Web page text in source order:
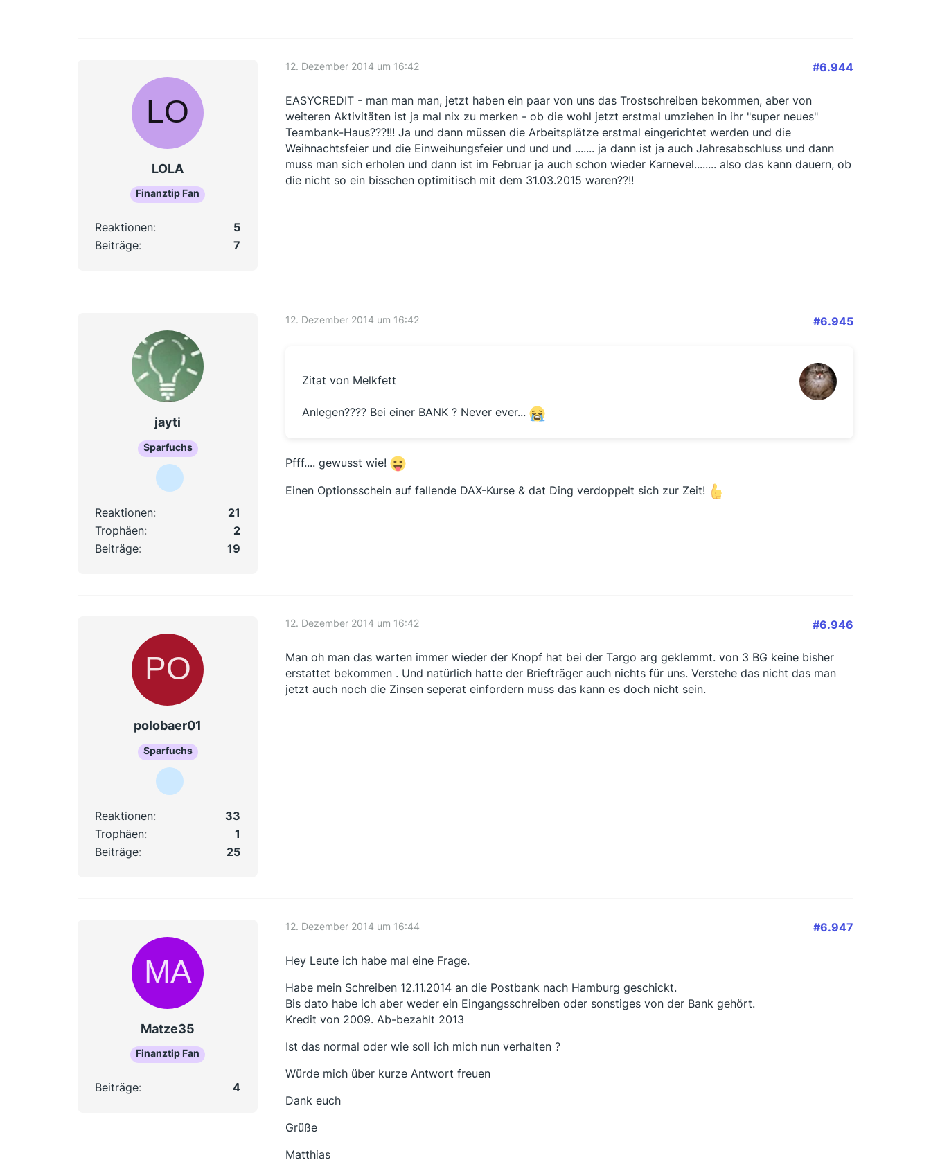
LOLA
Finanztip Fan
Reaktionen
5
Beiträge
7
12. Dezember 2014 um 16:42 #6.944
EASYCREDIT - man man man, jetzt haben ein paar von uns das Trostschreiben bekommen, aber von
weiteren Aktivitäten ist ja mal nix zu merken - ob die wohl jetzt erstmal umziehen in ihr "super neues"
Teambank-Haus???!!! Ja und dann müssen die Arbeitsplätze erstmal eingerichtet werden und die
Weihnachtsfeier und die Einweihungsfeier und und und ....... ja dann ist ja auch Jahresabschluss und dann
muss man sich erholen und dann ist im Februar ja auch schon wieder Karnevel........ also das kann dauern, ob
die nicht so ein bisschen optimitisch mit dem 31.03.2015 waren??!!
jayti
Sparfuchs
Reaktionen
21
Trophäen
2
Beiträge
19
12. Dezember 2014 um 16:42 #6.945
Zitat von Melkfett
Anlegen???? Bei einer BANK ? Never ever...
Pfff.... gewusst wie!
Einen Optionsschein auf fallende DAX-Kurse & dat Ding verdoppelt sich zur Zeit!
polobaer01
Sparfuchs
Reaktionen
33
Trophäen
1
Beiträge
25
12. Dezember 2014 um 16:42 #6.946
Man oh man das warten immer wieder der Knopf hat bei der Targo arg geklemmt. von 3 BG keine bisher
erstattet bekommen . Und natürlich hatte der Briefträger auch nichts für uns. Verstehe das nicht das man
jetzt auch noch die Zinsen seperat einfordern muss das kann es doch nicht sein.
Matze35
Finanztip Fan
Beiträge 4
12. Dezember 2014 um 16:44 #6.947
Hey Leute ich habe mal eine Frage.
Habe mein Schreiben 12.11.2014 an die Postbank nach Hamburg geschickt.
Bis dato habe ich aber weder ein Eingangsschreiben oder sonstiges von der Bank gehört.
Kredit von 2009. Ab-bezahlt 2013
Ist das normal oder wie soll ich mich nun verhalten ?
Würde mich über kurze Antwort freuen
Dank euch
Grüße
Matthias